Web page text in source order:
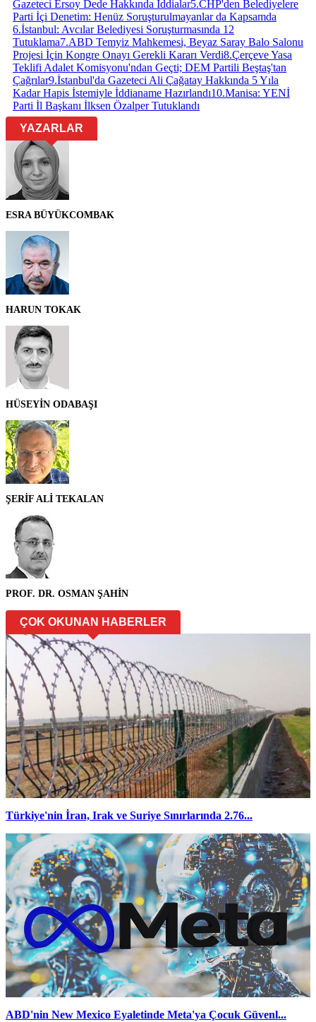
Gazeteci Ersoy Dede Hakkında İddialar5.CHP'den Belediyelere
Parti İçi Denetim: Henüz Soruşturulmayanlar da Kapsamda
6.İstanbul: Avcılar Belediyesi Soruşturmasında 12
Tutuklama7.ABD Temyiz Mahkemesi, Beyaz Saray Balo Salonu
Projesi İçin Kongre Onayı Gerekli Kararı Verdi8.Çerçeve Yasa
Teklifi Adalet Komisyonu'ndan Geçti; DEM Partili Beştaş'tan
Çağrılar9.İstanbul'da Gazeteci Ali Çağatay Hakkında 5 Yıla
Kadar Hapis İstemiyle İddianame Hazırlandı10.Manisa: YENİ
Parti İl Başkanı İlksen Özalper Tutuklandı
YAZARLAR
ESRA BÜYÜKCOMBAK
HARUN TOKAK
HÜSEYİN ODABAŞI
ŞERİF ALİ TEKALAN
PROF. DR. OSMAN ŞAHİN
ÇOK OKUNAN HABERLER
Türkiye'nin İran, Irak ve Suriye Sınırlarında 2.76...
ABD'nin New Mexico Eyaletinde Meta'ya Çocuk Güvenl...